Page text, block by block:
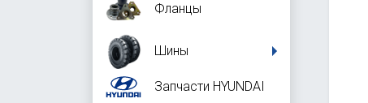
Фланцы
Шины
Запчасти HYUNDAI